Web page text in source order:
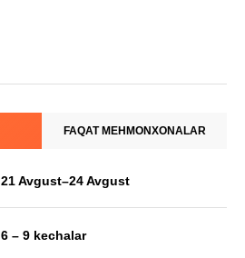
FAQAT MEHMONXONALAR
21 Avgust–24 Avgust
6 – 9 kechalar